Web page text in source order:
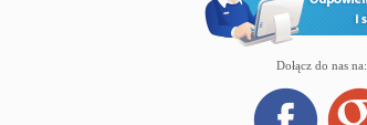
Dołącz do nas na: